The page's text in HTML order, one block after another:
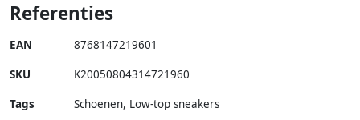
Referenties
EAN 8768147219601
SKU K20050804314721960
Tags
Schoenen, Low-top sneakers